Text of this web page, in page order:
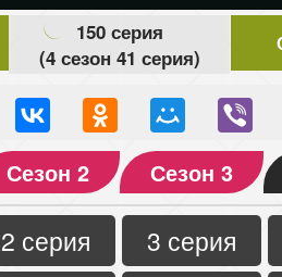
150 серия
(4 сезон 41 серия)
Сезон 2 Сезон 3
2 серия
3 серия